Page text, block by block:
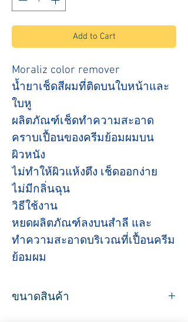
Add to Cart
Moraliz color remover
น้ำยาเช็ดสีผมที่ติดบนใบหน้าและ
ใบหู
ผลิตภัณฑ์เช็ดทำความสะอาด
คราบเปื้อนของครีมย้อมผมบน
ผิวหนัง
ไม่ทำให้ผิวแห้งตึง เช็ดออกง่าย
ไม่มีกลิ่นฉุน
วิธีใช้งาน
หยดผลิตภัณฑ์ลงบนสำลี และ
ทำความสะอาดบริเวณที่เปื้อนครีม
ย้อมผม
ขนาดสินค้า